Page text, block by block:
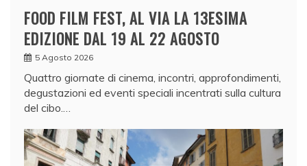
FOOD FILM FEST, AL VIA LA 13ESIMA
EDIZIONE DAL 19 AL 22 AGOSTO
5 Agosto 2026
Quattro giornate di cinema, incontri, approfondimenti,
degustazioni ed eventi speciali incentrati sulla cultura
del cibo.…